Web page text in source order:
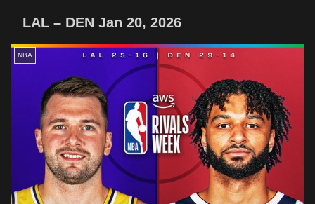
LAL – DEN Jan 20, 2026
NBA